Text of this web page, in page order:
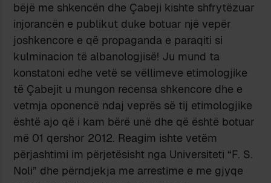
bëjë me shkencën dhe Çabeji kishte shfrytëzuar
injorancën e publikut duke botuar një vepër
joshkencore e që propaganda e paraqiti si
kulminacion të albanologjisë! Ju mund ta
konstatoni edhe vetë se vëllimeve etimologjike
të Çabejit u mungon recensa shkencore dhe e
vetmja oponencë ndaj veprës së tij etimologjike
është ajo që i kam bërë unë dhe që është botuar
më 01 qershor 2012. Reagim ishte vetëm
përjashtimi im përjetësisht nga Universiteti “F. S.
Noli” dhe përndjekja me arrestime e me gjyqe